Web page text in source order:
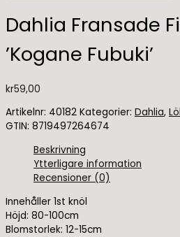
Dahlia Fransade
’Kogane Fubuki’
kr59,00
Artikelnr: 40182 Kategorier: Dahlia,
GTIN: 8719497264674
Beskrivning
Ytterligare information
Recensioner (0)
Innehåller 1st knöl
Höjd: 80-100cm
Blomstorlek: 12-15cm